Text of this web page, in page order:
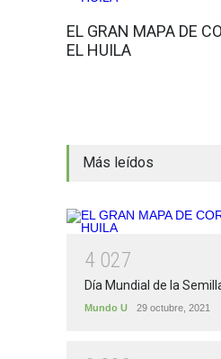
EL GRAN MAPA DE
EL HUILA
Más leídos
4 027
Día Mundial de la
Mundo U 29 octubre, 2021